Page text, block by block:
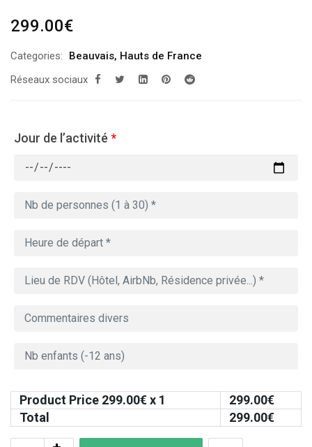
299.00€
Categories: Beauvais, Hauts de France
Réseaux sociaux
Jour de l’activité *
Product Price 299.00€ x 1 299.00€
Total
299.00€